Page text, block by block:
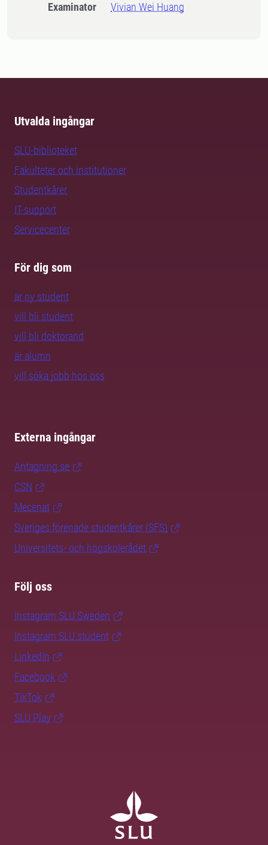
Examinator Vivian Wei Huang
Utvalda ingångar
SLU-biblioteket
Fakulteter och institutioner
Studentkårer
IT-support
Servicecenter
För dig som
är ny student
vill bli student
vill bli doktorand
är alumn
vill söka jobb hos oss
Externa ingångar
Antagning.se
CSN
Mecenat
Sveriges förenade studentkårer (SFS)
Universitets- och högskolerådet
Följ oss
Instagram SLU.Sweden
Instagram SLU.student
LinkedIn
Facebook
TikTok
SLU Play